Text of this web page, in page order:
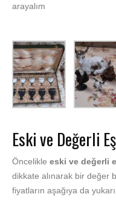
arayalım
Eski ve Değerli
Öncelikle eski ve değerli
dikkate alınarak bir değer
fiyatların aşağıya da